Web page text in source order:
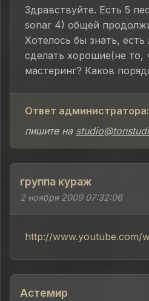
Здравствуйте. Есть 5
sonar 4) общей
Хотелось бы знать,
сделать хорошие(не
мастеринг? Каков
Ответ администратора:
пишите на
группа кураж
2 ноября 2009 07:32:06
http://www.youtube.com/
Астемир